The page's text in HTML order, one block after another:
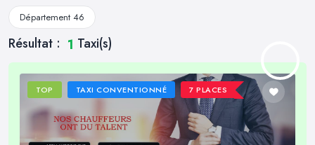
Département 46
Résultat : 1 Taxi(s)
TOP TAXI CONVENTIONNÉ 7 PLACES